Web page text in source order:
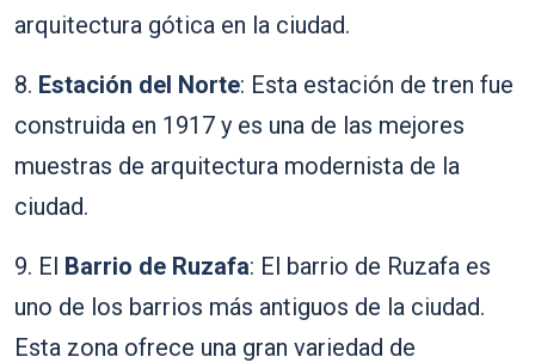
arquitectura gótica en la ciudad.
8. Estación del Norte: Esta estación de tren fue
construida en 1917 y es una de las mejores
muestras de arquitectura modernista de la
ciudad.
9. El Barrio de Ruzafa: El barrio de Ruzafa es
uno de los barrios más antiguos de la ciudad.
Esta zona ofrece una gran variedad de